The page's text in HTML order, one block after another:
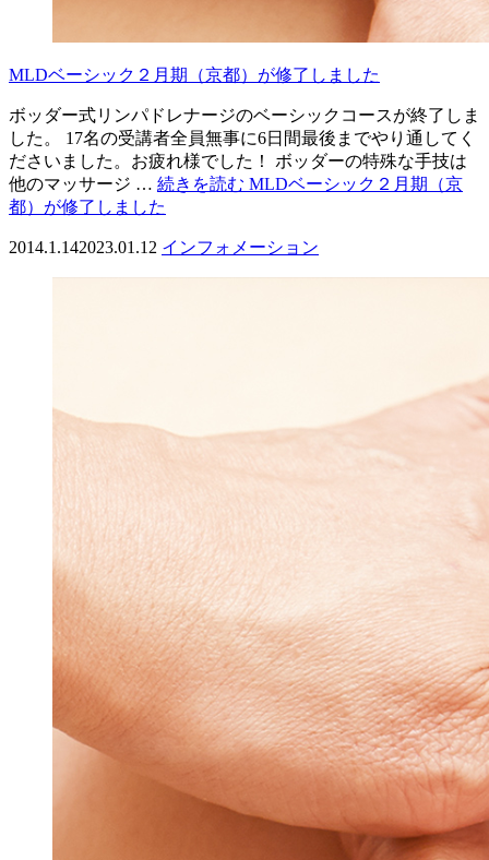
MLDベーシック２月期（京都）が修了しました
ボッダー式リンパドレナージのベーシックコースが終了しま
した。 17名の受講者全員無事に6日間最後までやり通してく
ださいました。お疲れ様でした！ ボッダーの特殊な手技は
他のマッサージ … 続きを読む MLDベーシック２月期（京
都）が修了しました
2014.1.142023.01.12 インフォメーション